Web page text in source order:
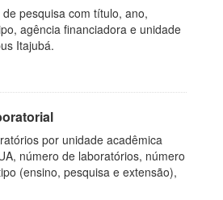
pesquisa com título, ano,
agência financiadora e unidade
Itajubá.
por unidade acadêmica
número de laboratórios, número
(ensino, pesquisa e extensão),